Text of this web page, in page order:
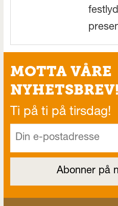
MOTTA VÅRE
NYHETSBREV!
Ti på ti på tirsdag!